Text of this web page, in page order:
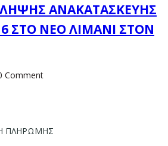
ΑΝΑΚΑΤΑΣΚΕΥΗΣ
ΣΤΟ ΝΕΟ ΛΙΜΑΝΙ ΣΤΟΝ
Comment
ΠΛΗΡΩΜΗΣ